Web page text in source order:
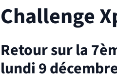
Challenge
Retour sur la
lundi 9